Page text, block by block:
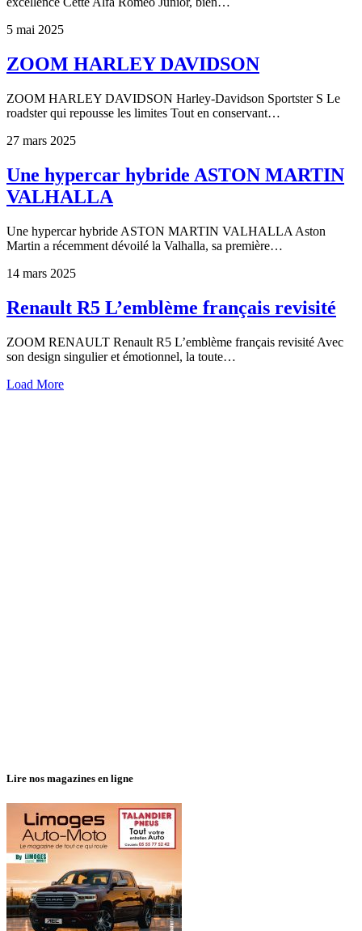
5 mai 2025
ZOOM HARLEY DAVIDSON
ZOOM HARLEY DAVIDSON Harley-Davidson Sportster S Le
roadster qui repousse les limites Tout en conservant…
27 mars 2025
Une hypercar hybride ASTON MARTIN
VALHALLA
Une hypercar hybride ASTON MARTIN VALHALLA Aston
Martin a récemment dévoilé la Valhalla, sa première…
14 mars 2025
Renault R5 L’emblème français revisité
ZOOM RENAULT Renault R5 L’emblème français revisité Avec
son design singulier et émotionnel, la toute…
Load More
Lire nos magazines en ligne